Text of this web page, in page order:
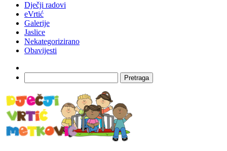
Dječji radovi
eVrtić
Galerije
Jaslice
Nekategorizirano
Obavijesti